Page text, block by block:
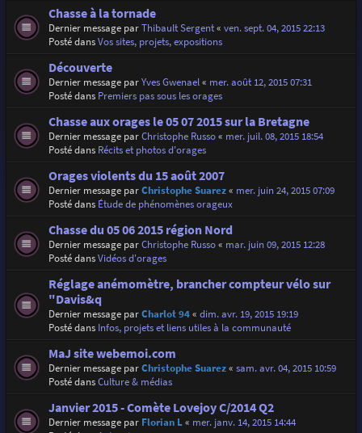
Chasse à la tornade
Dernier message parThibault Sergent« ven. sept. 04, 2015 22:13
Posté dansVos sites, projets, expositions
Découverte
Dernier message parYves Gwenael« mer. août 12, 2015 07:31
Posté dans Premiers pas sous les orages
Chasse aux orages le 05 07 2015 sur la Bretagne
Dernier message parChristophe Russo« mer. juil. 08, 2015 18:54
Posté dans Récits et photos d'orages
Orages violents du 15 août 2007
Dernier message parChristophe Suarez« mer. juin 24, 2015 07:09
Posté dans Étude de phénomènes orageux
Chasse du 05 06 2015 région Nord
Dernier message parChristophe Russo« mar. juin 09, 2015 12:28
Posté dansVidéos d'orages
Réglage anémomètre, brancher compteur vélo sur
"Davis&q
Dernier message parCharlot 94« dim. avr. 19, 2015 19:19
Posté dans Infos, projets et liens utiles à la communauté
MaJ site webemoi.com
Dernier message parChristophe Suarez« sam. avr. 04, 2015 10:59
Posté dansCulture & médias
Janvier 2015 - Comète Lovejoy C/2014 Q2
Dernier message par Florian L« mer. janv. 14, 2015 14:44